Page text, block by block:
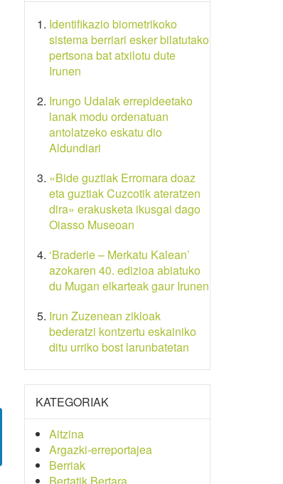
Identifikazio biometrikoko
sistema berriari esker bilatutako
pertsona bat atxilotu dute
Irunen
Irungo Udalak errepideetako
lanak modu ordenatuan
antolatzeko eskatu dio
Aldundiari
«Bide guztiak Erromara doaz
eta guztiak Cuzcotik ateratzen
dira» erakusketa ikusgai dago
Oiasso Museoan
‘Braderie – Merkatu Kalean’
azokaren 40. edizioa abiatuko
du Mugan elkarteak gaur Irunen
Irun Zuzenean zikloak
bederatzi kontzertu eskainiko
ditu urriko bost larunbatetan
KATEGORIAK
Aitzina
Argazki-erreportajea
Berriak